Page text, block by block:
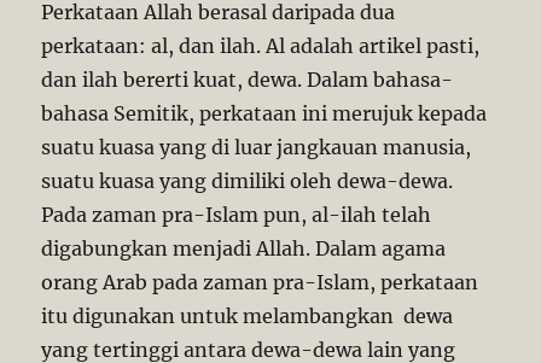
Perkataan Allah berasal daripada dua
perkataan: al, dan ilah. Al adalah artikel pasti,
dan ilah bererti kuat, dewa. Dalam bahasa-
bahasa Semitik, perkataan ini merujuk kepada
suatu kuasa yang di luar jangkauan manusia,
suatu kuasa yang dimiliki oleh dewa-dewa.
Pada zaman pra-Islam pun, al-ilah telah
digabungkan menjadi Allah. Dalam agama
orang Arab pada zaman pra-Islam, perkataan
itu digunakan untuk melambangkan dewa
yang tertinggi antara dewa-dewa lain yang